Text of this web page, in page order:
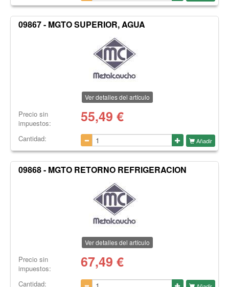
09867 - MGTO SUPERIOR, AGUA
Ver detalles del artículo
Precio sin
impuestos:
55,49 €
Cantidad: Añadir
09868 - MGTO RETORNO REFRIGERACION
Ver detalles del artículo
Precio sin
impuestos:
67,49 €
Cantidad: